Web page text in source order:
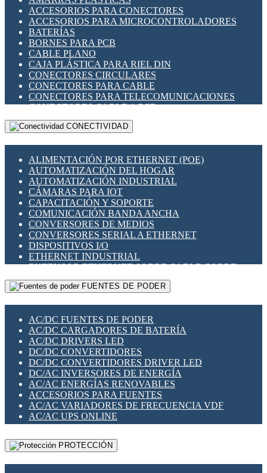
INDICADORES PARA PANEL
INTERFACES DE RELÉ
INTERRUPTORES FIN DE CARRERA
LLAVES CONMUTADORAS
MEDIDORES DE ENERGÍA Y TC'S DE CORRIENTE
MOTORES PASO A PASO
PANTALLAS HMI
PLC -CONTROLADORES LÓGICO PROGRAMABLES
PROGRAMADORES DE HORARIO
RELÉS DE PROTECCIÓN
SENSORES CAPACITIVOS
SENSORES INDUCTIVOS
TEMPORIZADORES
VARIACS
VARIADORES DE FRECUENCIA [VDF]
SECCIONADORES - INTERRUPTORES
MAQUINARIA
ACCESORIOS PARA CONECTORES
ACCESORIOS PARA MICROCONTROLADORES
BATERÍAS
BORNES PARA PCB
CABLE PLANO
CAJA PLÁSTICA PARA RIEL DIN
CONECTORES CIRCULARES
CONECTORES PARA CABLE
CONECTORES PARA TELECOMUNICACIONES
CONECTORES CABLE A PCB
CONECTORES PCB A CABLE
DIP SWITCHES
HERRAMIENTAS VARIAS
ILUMINACIÓN LED
INTERRUPTORES REED
INTERFACES DE RELÉ
OTROS RELÉS
PROTECCIÓN TÉRMICA
RELÉS AUTOMOTRICES
RELÉS DE SEÑAL
RELÉS DE ESTADO SÓLIDO SSR
RELÉS INDUSTRIALES
RELÉS MINIATURA DE POTENCIA
SENSORES MAGNÉTICOS
SWITCH Y MICROSWITCH
TARJETAS PI
UNIÓN Y DERIVACIÓN DE CABLE
CONECTIVIDAD
ALIMENTACIÓN POR ETHERNET (POE)
AUTOMATIZACIÓN DEL HOGAR
AUTOMATIZACIÓN INDUSTRIAL
CÁMARAS PARA IOT
CAPACITACIÓN Y SOPORTE
COMUNICACIÓN BANDA ANCHA
CONVERSORES DE MEDIOS
CONVERSORES SERIAL A ETHERNET
DISPOSITIVOS I/O
ETHERNET INDUSTRIAL
EXTENSOR ETHERNET SOBRE CABLE COBRE
GATEWAY LORAWAN
GESTIÓN DE REDES
PLACAS MODULARES IOT
SWITCHES Y REDES WIFI
SOLUCIONES IOT
SOLUCIONES LORAWAN
SOLUCIONES RED CELULAR
SEGURIDAD PARA REDES
SWITCHES LAN
TELEFONÍA IP (VOIP)
VIGILANCIA IP (CCTV)
MESHTASTIC
FUENTES DE PODER
AC/DC FUENTES DE PODER
AC/DC CARGADORES DE BATERÍA
AC/DC DRIVERS LED
DC/DC CONVERTIDORES
DC/DC CONVERTIDORES DRIVER LED
DC/AC INVERSORES DE ENERGÍA
AC/AC ENERGÍAS RENOVABLES
ACCESORIOS PARA FUENTES
AC/AC VARIADORES DE FRECUENCIA VDF
AC/AC UPS ONLINE
PROTECCIÓN